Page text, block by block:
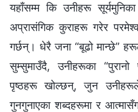
यहाँसम्म कि उनीहरू
अप्रासंगिक कुराहरू गरेर
गर्छन्। धेरै जना “बूढो मान्छे”
सुम्सुमाउँदै, उनीहरूका
पृष्ठहरू खोल्छन्, जुन
गुनगुनाएका शब्दहरूमा र